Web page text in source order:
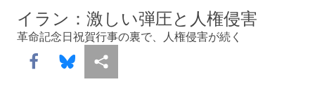
イラン：激しい弾圧と人権侵害
革命記念日祝賀行事の裏で、人権侵害が続く
Share this via Facebook
Share this via Bluesky
More sharing options